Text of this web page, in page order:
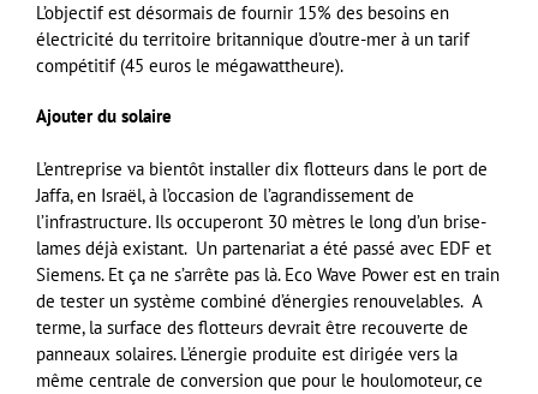
L’objectif est désormais de fournir 15% des besoins en
électricité du territoire britannique d’outre-mer à un tarif
compétitif (45 euros le mégawattheure).
Ajouter du solaire
L’entreprise va bientôt installer dix flotteurs dans le port de
Jaffa, en Israël, à l’occasion de l’agrandissement de
l’infrastructure. Ils occuperont 30 mètres le long d’un brise-
lames déjà existant. Un partenariat a été passé avec EDF et
Siemens. Et ça ne s’arrête pas là. Eco Wave Power est en train
de tester un système combiné d’énergies renouvelables. A
terme, la surface des flotteurs devrait être recouverte de
panneaux solaires. L’énergie produite est dirigée vers la
même centrale de conversion que pour le houlomoteur, ce